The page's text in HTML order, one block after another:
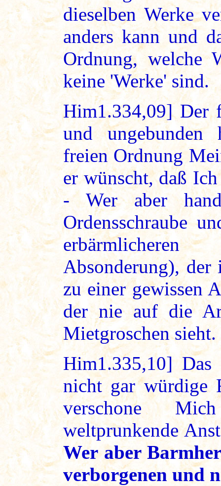
dieselben Werke
anders kann und
Ordnung, welche
keine 'Werke' sind.
Him1.334,09] Der
und
freien Ordnung
er wünscht, daß
- Wer aber
Ordensschraube
Absonderung), der
zu einer gewissen
der nie auf die
Mietgroschen sieht.
Him1.335,10]
nicht gar würdige
verschone
weltprunkende
Wer aber
verborgenen und